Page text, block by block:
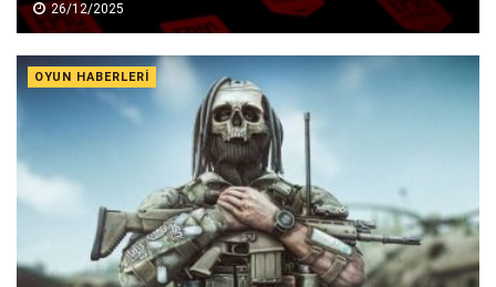
26/12/2025
OYUN HABERLERI